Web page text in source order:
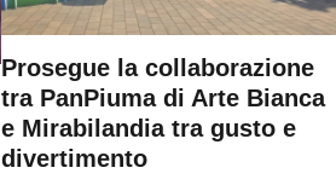
Prosegue la collaborazione
tra PanPiuma di Arte Bianca
e Mirabilandia tra gusto e
divertimento